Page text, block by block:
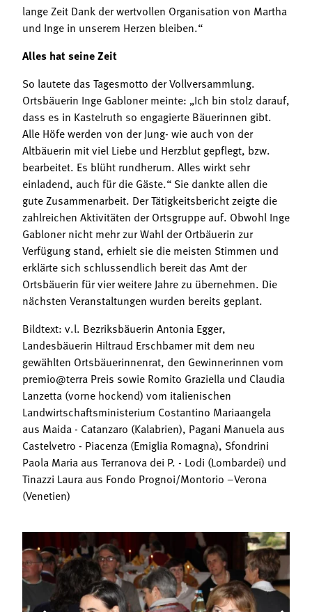
lange Zeit Dank der wertvollen Organisation von Martha
und Inge in unserem Herzen bleiben.“
Alles hat seine Zeit
So lautete das Tagesmotto der Vollversammlung.
Ortsbäuerin Inge Gabloner meinte: „Ich bin stolz darauf,
dass es in Kastelruth so engagierte Bäuerinnen gibt.
Alle Höfe werden von der Jung- wie auch von der
Altbäuerin mit viel Liebe und Herzblut gepflegt, bzw.
bearbeitet. Es blüht rundherum. Alles wirkt sehr
einladend, auch für die Gäste.“ Sie dankte allen die
gute Zusammenarbeit. Der Tätigkeitsbericht zeigte die
zahlreichen Aktivitäten der Ortsgruppe auf. Obwohl Inge
Gabloner nicht mehr zur Wahl der Ortbäuerin zur
Verfügung stand, erhielt sie die meisten Stimmen und
erklärte sich schlussendlich bereit das Amt der
Ortsbäuerin für vier weitere Jahre zu übernehmen. Die
nächsten Veranstaltungen wurden bereits geplant.
Bildtext: v.l. Bezriksbäuerin Antonia Egger,
Landesbäuerin Hiltraud Erschbamer mit dem neu
gewählten Ortsbäuerinnenrat, den Gewinnerinnen vom
premio@terra Preis sowie Romito Graziella und Claudia
Lanzetta (vorne hockend) vom italienischen
Landwirtschaftsministerium Costantino Mariaangela
aus Maida - Catanzaro (Kalabrien), Pagani Manuela aus
Castelvetro - Piacenza (Emiglia Romagna), Sfondrini
Paola Maria aus Terranova dei P. - Lodi (Lombardei) und
Tinazzi Laura aus Fondo Prognoi/Montorio –Verona
(Venetien)